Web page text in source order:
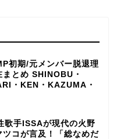
初期/元メンバー脱退理
まとめ SHINOBU・
・KEN・KAZUMA・
歌手ISSAが現代の火野
ツコが言及！「総なめだ